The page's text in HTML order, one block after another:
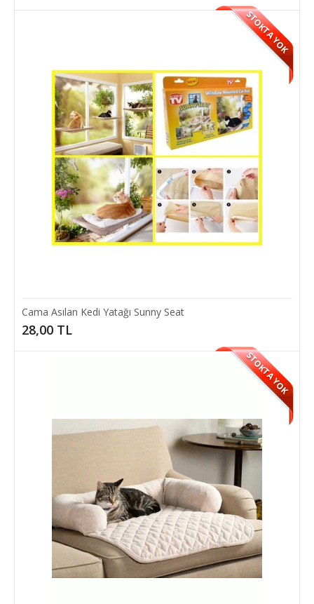
Sokaklarda başıboş dolaşan agresif köpeklerden hemen hemen
SEPETE EKLE
Add to compare
Add to wishlist
Cama Asılan Kedi Yatağı Sunny Seat
Evcil kedinizin dışarıyı özleyerek kaçmasını engelleyin. Sunny
seat kedi yatağı sayesinde kediniz dı..
28,00 TL
Cama Asılan Kedi Yatağı Sunny Seat
STOKTA YOK
28,00 TL
STOKTA YOK